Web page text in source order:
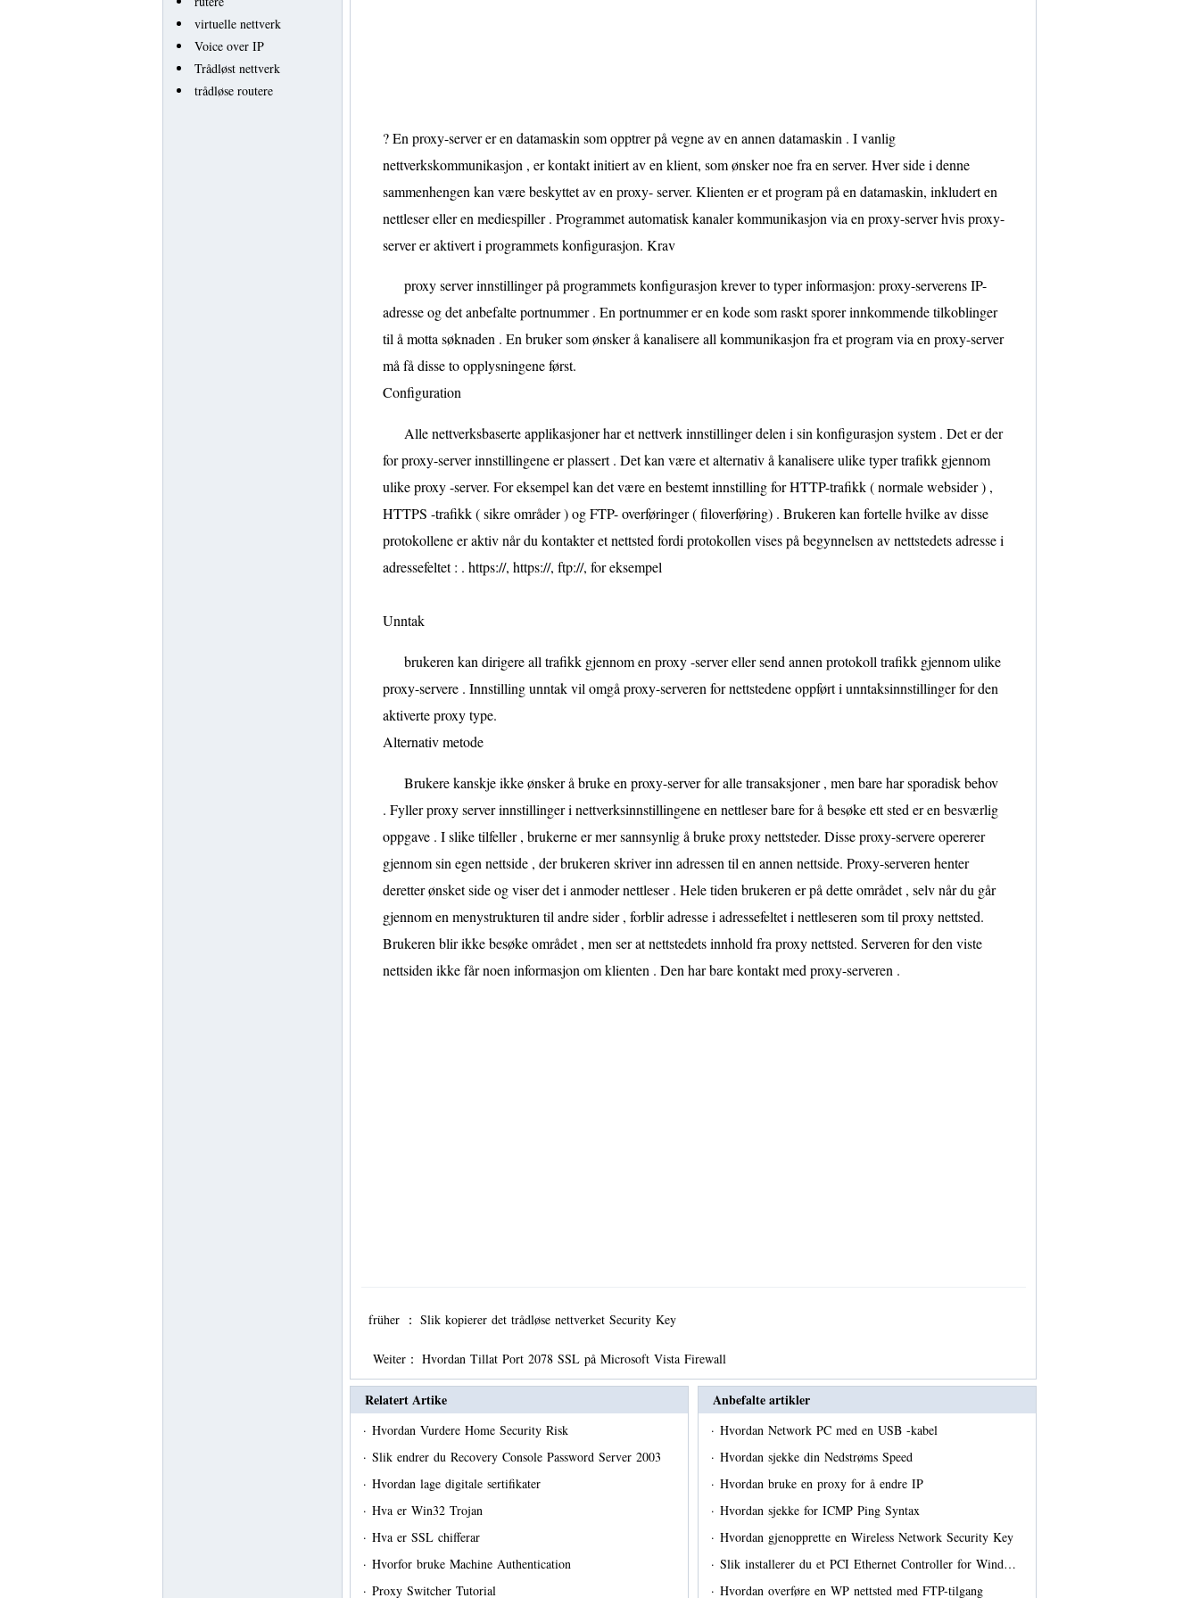
virtuelle nettverk
Voice over IP
Trådløst nettverk
trådløse routere
? En proxy-server er en datamaskin som opptrer på vegne av en annen datamaskin . I vanlig
nettverkskommunikasjon , er kontakt initiert av en klient, som ønsker noe fra en server. Hver side i denne
sammenhengen kan være beskyttet av en proxy- server. Klienten er et program på en datamaskin, inkludert en
nettleser eller en mediespiller . Programmet automatisk kanaler kommunikasjon via en proxy-server hvis proxy-
server er aktivert i programmets konfigurasjon. Krav
proxy server innstillinger på programmets konfigurasjon krever to typer informasjon: proxy-serverens IP-
adresse og det anbefalte portnummer . En portnummer er en kode som raskt sporer innkommende tilkoblinger
til å motta søknaden . En bruker som ønsker å kanalisere all kommunikasjon fra et program via en proxy-server
må få disse to opplysningene først.
Configuration
Alle nettverksbaserte applikasjoner har et nettverk innstillinger delen i sin konfigurasjon system . Det er der
for proxy-server innstillingene er plassert . Det kan være et alternativ å kanalisere ulike typer trafikk gjennom
ulike proxy -server. For eksempel kan det være en bestemt innstilling for HTTP-trafikk ( normale websider ) ,
HTTPS -trafikk ( sikre områder ) og FTP- overføringer ( filoverføring) . Brukeren kan fortelle hvilke av disse
protokollene er aktiv når du kontakter et nettsted fordi protokollen vises på begynnelsen av nettstedets adresse i
adressefeltet : . https://, https://, ftp://, for eksempel
Unntak
brukeren kan dirigere all trafikk gjennom en proxy -server eller send annen protokoll trafikk gjennom ulike
proxy-servere . Innstilling unntak vil omgå proxy-serveren for nettstedene oppført i unntaksinnstillinger for den
aktiverte proxy type.
Alternativ metode
Brukere kanskje ikke ønsker å bruke en proxy-server for alle transaksjoner , men bare har sporadisk behov
. Fyller proxy server innstillinger i nettverksinnstillingene en nettleser bare for å besøke ett sted er en besværlig
oppgave . I slike tilfeller , brukerne er mer sannsynlig å bruke proxy nettsteder. Disse proxy-servere opererer
gjennom sin egen nettside , der brukeren skriver inn adressen til en annen nettside. Proxy-serveren henter
deretter ønsket side og viser det i anmoder nettleser . Hele tiden brukeren er på dette området , selv når du går
gjennom en menystrukturen til andre sider , forblir adresse i adressefeltet i nettleseren som til proxy nettsted.
Brukeren blir ikke besøke området , men ser at nettstedets innhold fra proxy nettsted. Serveren for den viste
nettsiden ikke får noen informasjon om klienten . Den har bare kontakt med proxy-serveren .
früher ： Slik kopierer det trådløse nettverket Security Key
Weiter： Hvordan Tillat Port 2078 SSL på Microsoft Vista Firewall
Relatert Artike
· Hvordan Vurdere Home Security Risk
· Slik endrer du Recovery Console Password Server 2003
· Hvordan lage digitale sertifikater
· Hva er Win32 Trojan
· Hva er SSL chifferar
· Hvorfor bruke Machine Authentication
· Proxy Switcher Tutorial
Anbefalte artikler
· Hvordan Network PC med en USB -kabel
· Hvordan sjekke din Nedstrøms Speed ​​
· Hvordan bruke en proxy for å endre IP
· Hvordan sjekke for ICMP Ping Syntax
· Hvordan gjenopprette en Wireless Network Security Key
· Slik installerer du et PCI Ethernet Controller for Wind…
· Hvordan overføre en WP nettsted med FTP-tilgang